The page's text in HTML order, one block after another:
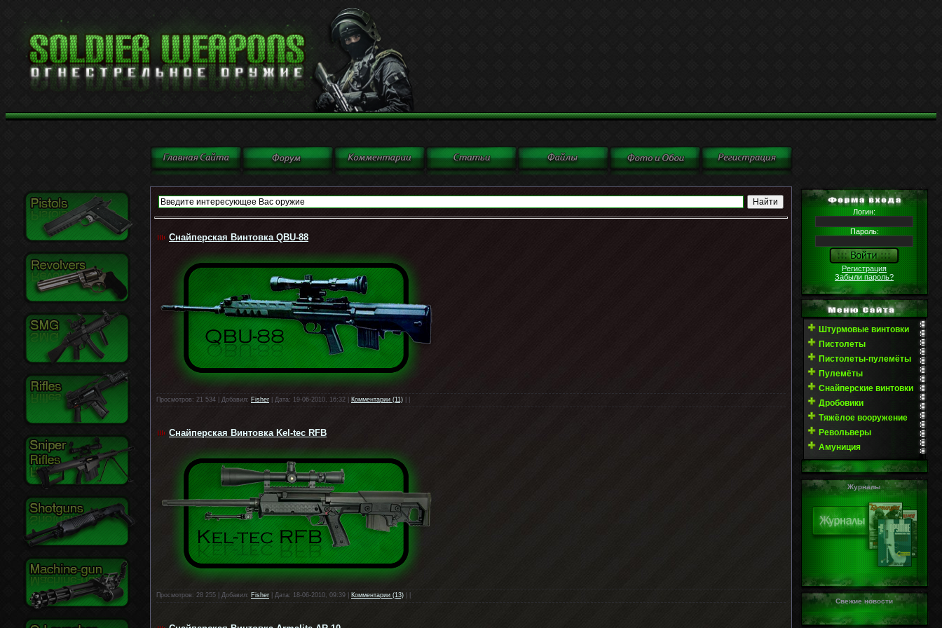
Снайперская Винтовка QBU-88
Просмотров: 21 534 | Добавил: Fisher | Дата: 19-06-2010, 16:32 | Комментарии (11)
Снайперская Винтовка Kel-tec RFB
Просмотров: 28 255 | Добавил: Fisher | Дата: 18-06-2010, 09:39 | Комментарии (13)
Логин:
Пароль:
Регистрация
Забыли пароль?
Штурмовые винтовки
Пистолеты
Пистолеты-пулемёты
Пулемёты
Снайперские винтовки
Дробовики
Тяжёлое вооружение
Револьверы
Амуниция
Журналы
Свежие новости